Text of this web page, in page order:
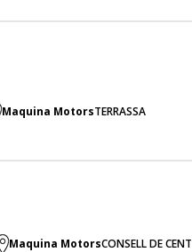
Maquina MotorsTERRASSA
Maquina MotorsCONSELL DE CENT